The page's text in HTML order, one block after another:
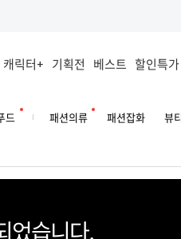
캐릭터+ 기획전 베스트 할인특가
드 패션의류 패션잡화 뷰티